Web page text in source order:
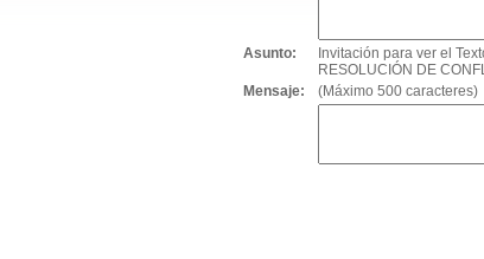
Asunto:
Invitación para ver el
RESOLUCIÓN DE
Mensaje:
(Máximo 500 caracteres)